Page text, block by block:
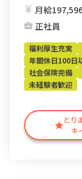
月給
正社員
とり
キ
福利厚生充実
年間休日100日
社会保険完備
未経験者歓迎